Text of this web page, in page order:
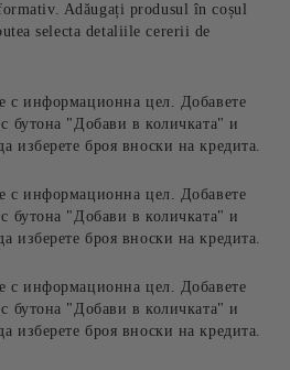
Adăugați produsul în coșul
selecta detaliile cererii de
с информационна цел. Добавете
бутона "Добави в количката" и
изберете броя вноски на кредита.
с информационна цел. Добавете
бутона "Добави в количката" и
изберете броя вноски на кредита.
с информационна цел. Добавете
бутона "Добави в количката" и
изберете броя вноски на кредита.